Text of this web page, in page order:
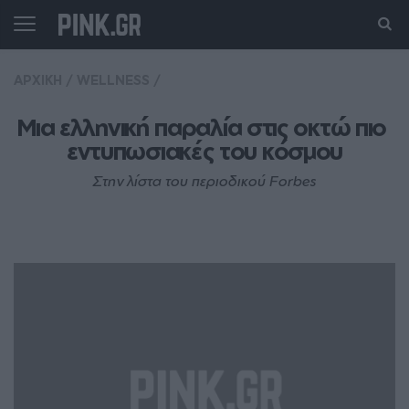
Μια ελληνική παραλία στις οκτώ πιο
εντυπωσιακές του κόσμου
Στην λίστα του περιοδικού Forbes